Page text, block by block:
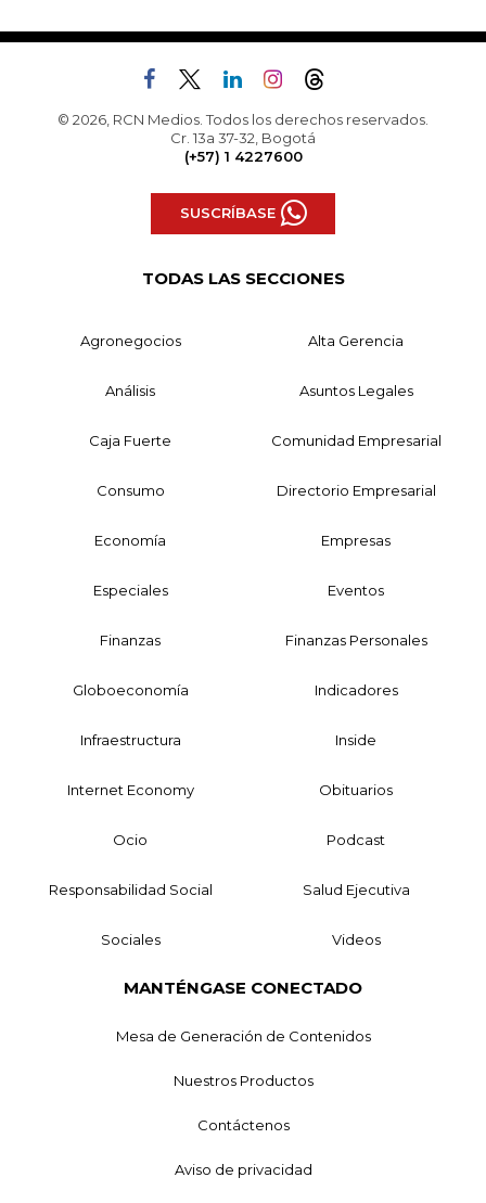
© 2026, RCN Medios. Todos los derechos reservados.
Cr. 13a 37-32, Bogotá
(+57) 1 4227600
SUSCRÍBASE
TODAS LAS SECCIONES
Agronegocios Alta Gerencia
Análisis Asuntos Legales
Caja Fuerte Comunidad Empresarial
Consumo Directorio Empresarial
Economía Empresas
Especiales Eventos
Finanzas Finanzas Personales
Globoeconomía Indicadores
Infraestructura Inside
Internet Economy Obituarios
Ocio Podcast
Responsabilidad Social Salud Ejecutiva
Sociales Videos
MANTÉNGASE CONECTADO
Mesa de Generación de Contenidos
Nuestros Productos
Contáctenos
Aviso de privacidad